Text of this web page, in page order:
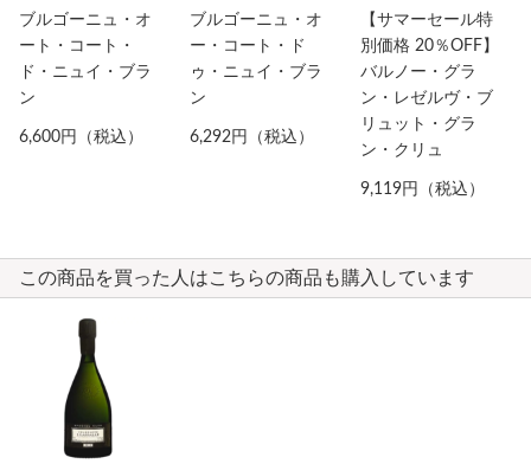
ブルゴーニュ・オ
ート・コート・
ド・ニュイ・ブラ
ン
6,600円（税込）
ブルゴーニュ・オ
ー・コート・ド
ゥ・ニュイ・ブラ
ン
6,292円（税込）
【サマーセール特
別価格 20％OFF】
バルノー・グラ
ン・レゼルヴ・ブ
リュット・グラ
ン・クリュ
9,119円（税込）
この商品を買った人はこちらの商品も購入しています